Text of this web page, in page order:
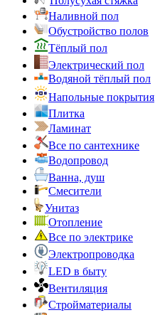
Наливной пол
Обустройство полов
Тёплый пол
Электрический пол
Водяной тёплый пол
Напольные покрытия
Плитка
Ламинат
Все по сантехнике
Водопровод
Ванна, душ
Смесители
Унитаз
Отопление
Все по электрике
Электропроводка
LED в быту
Вентиляция
Стройматериалы